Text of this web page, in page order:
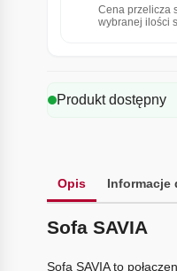
Cena przelicza
wybranej ilości
Produkt dostępny
Opis Informacje
Sofa SAVIA
Sofa SAVIA to